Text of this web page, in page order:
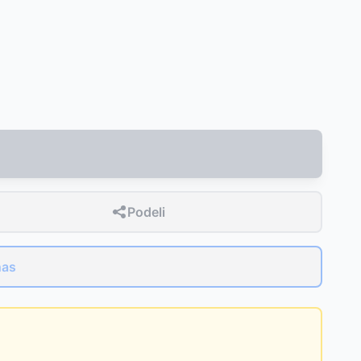
Podeli